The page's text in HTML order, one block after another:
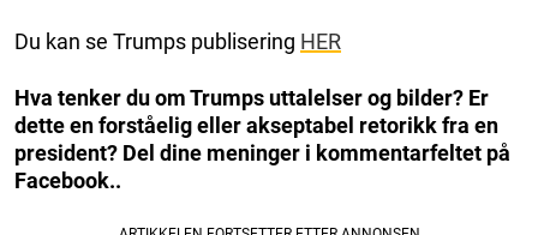
Du kan se Trumps publisering HER
Hva tenker du om Trumps uttalelser og bilder? Er
dette en forståelig eller akseptabel retorikk fra en
president? Del dine meninger i kommentarfeltet på
Facebook..